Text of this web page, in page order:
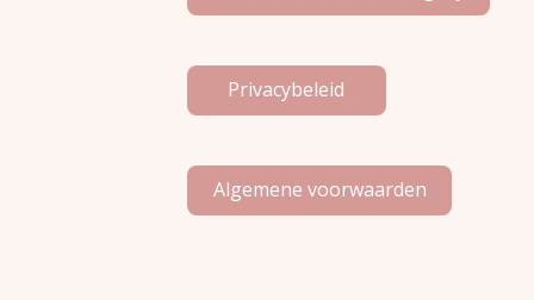
Privacybeleid
Algemene voorwaarden